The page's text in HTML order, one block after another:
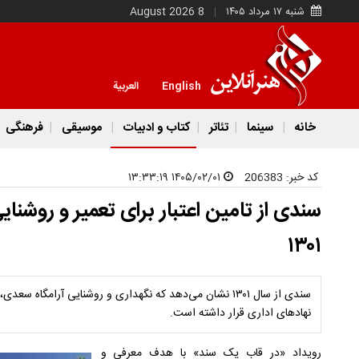
شنبه ۱۷ مرداد ۱۴۰۵ 8 August 2026
English العربية
خانه سینما تئاتر کتاب و ادبیات موسیقی فرهنگی
کد خبر: 206383
سندی از تامین اعتبار برای تعمیر و
۱۳۰۱
سندی از سال ۱۳۰۱ نشان می‌دهد که نگهداری و روشنایی
نهادهای اداری قرار داشته است.
رویداد «در قاب یک سند» با هدف معرفی و